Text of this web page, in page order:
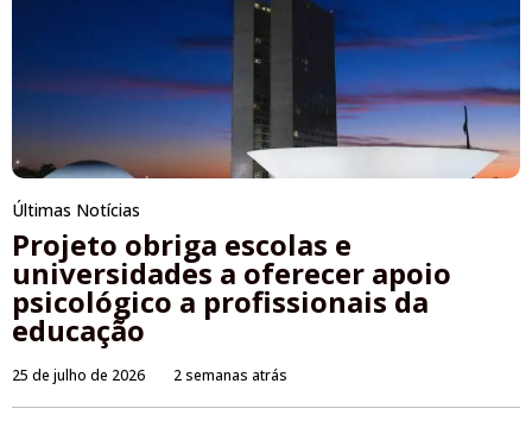
Últimas Notícias
Projeto obriga escolas e
universidades a oferecer apoio
psicológico a profissionais da
educação
25 de julho de 2026 2 semanas atrás